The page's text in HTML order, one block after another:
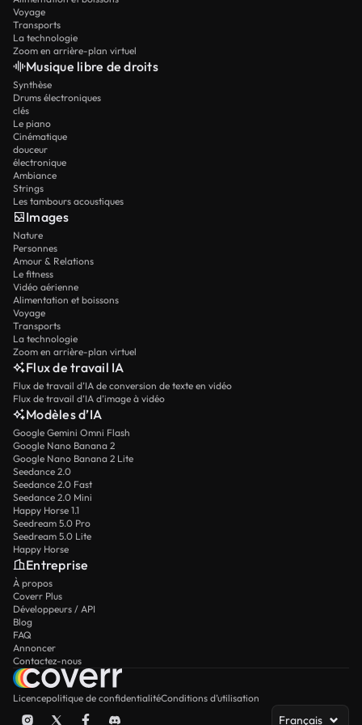
Voyage
Transports
La technologie
Zoom en arrière-plan virtuel
Musique libre de droits
Synthèse
Drums électroniques
clés
Le piano
Cinématique
douceur
électronique
Ambiance
Strings
Les tambours acoustiques
Images
Nature
Personnes
Amour & Relations
Le fitness
Vidéo aérienne
Alimentation et boissons
Voyage
Transports
La technologie
Zoom en arrière-plan virtuel
Flux de travail IA
Flux de travail d’IA de conversion de texte en vidéo
Flux de travail d’IA d’image à vidéo
Modèles d’IA
Google Gemini Omni Flash
Google Nano Banana 2
Google Nano Banana 2 Lite
Seedance 2.0
Seedance 2.0 Fast
Seedance 2.0 Mini
Happy Horse 1.1
Seedream 5.0 Pro
Seedream 5.0 Lite
Happy Horse
Entreprise
À propos
Coverr Plus
Développeurs / API
Blog
FAQ
Annoncer
Contactez-nous
Licencepolitique de confidentialitéConditions d’utilisation
Français